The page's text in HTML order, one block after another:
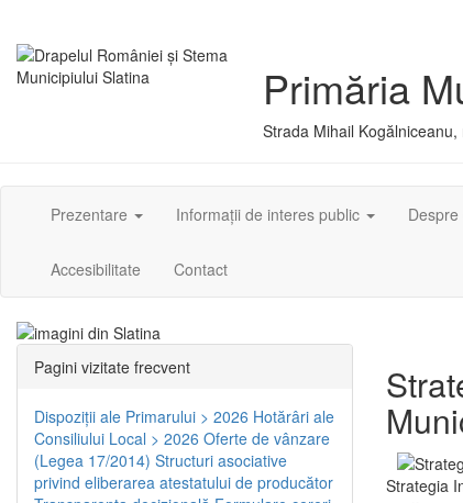
Primăria
Strada Mihail
Prezentare Informații de interes public
Accesibilitate Contact
Strategia
Pagini vizitate frecvent
Dispoziţii ale Primarului > 2026 Hotărâri ale
Consiliului Local > 2026 Oferte de vânzare
(Legea 17/2014) Structuri asociative
privind eliberarea atestatului de producător